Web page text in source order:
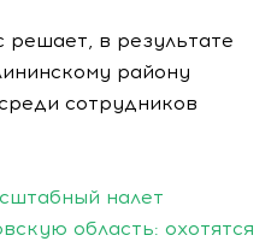
в результате
району
сотрудников
налет
область: охотятся